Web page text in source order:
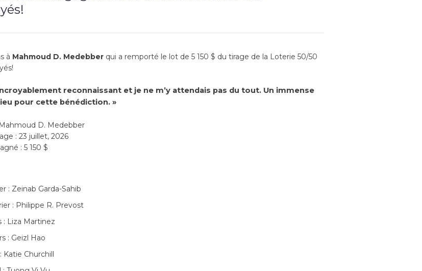
à Mahmoud D. Medebberqui a remporté le lot de 5 150 $ du tirage de la Loterie 50/50
reconnaissant et je ne m’y attendais pas du tout. Un immense
pour cette bénédiction. »
D. Medebber
: 23 juillet, 2026
: 5 150 $
: Zeinab Garda-Sahib
: Philippe R. Prevost
: Liza Martinez
: Geizl Hao
Katie Churchill